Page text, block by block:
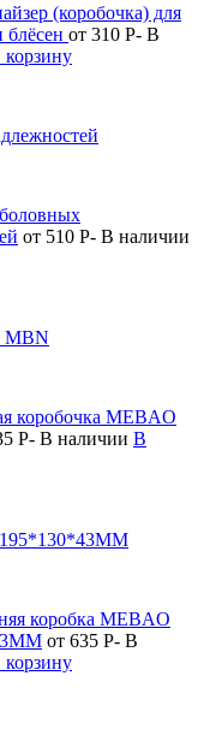
(коробочка) для
блёсен от 310 Р- В
от 510 Р- В наличии
MBN
коробочка MEBAO
Р- В наличии В
коробка MEBAO
от 635 Р- В